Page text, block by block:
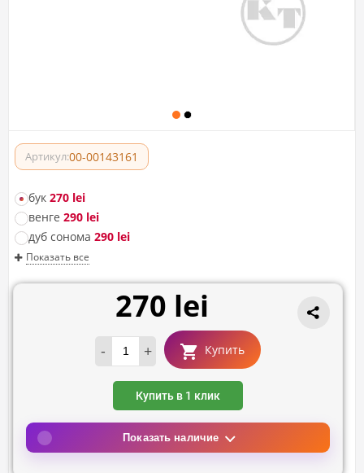
Артикул:00-00143161
бук 270 lei
венге 290 lei
дуб сонома 290 lei
Показать все
270 lei
- + Купить
Купить в 1 клик
Показать наличие